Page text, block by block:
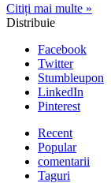
Citiți mai multe »
Distribuie
Facebook
Twitter
Stumbleupon
LinkedIn
Pinterest
Recent
Popular
comentarii
Taguri